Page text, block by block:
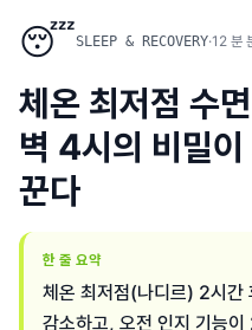
😴SLEEP & RECOVERY·12 분
체온 최저점 수
벽 4시의 비밀
꾼다
한 줄 요약
체온 최저점(나디르) 2시간
감소하고, 오전 인지 기능